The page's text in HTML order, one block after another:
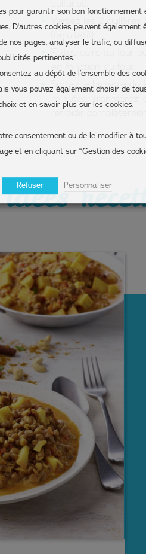
Versez les 2
(facultatif).
Faites cuire au four
Sortez le brownie
minutes. Transférez
refroidir
pour garantir son bon fonctionnement
D'autres cookies peuvent également
nos pages, analyser le trafic, ou
pertinentes.
au dépôt de l’ensemble des
vous pouvez également choisir de
et en savoir plus sur les cookies.
consentement ou de le modifier à
et en cliquant sur “Gestion des
Refuser Personnaliser